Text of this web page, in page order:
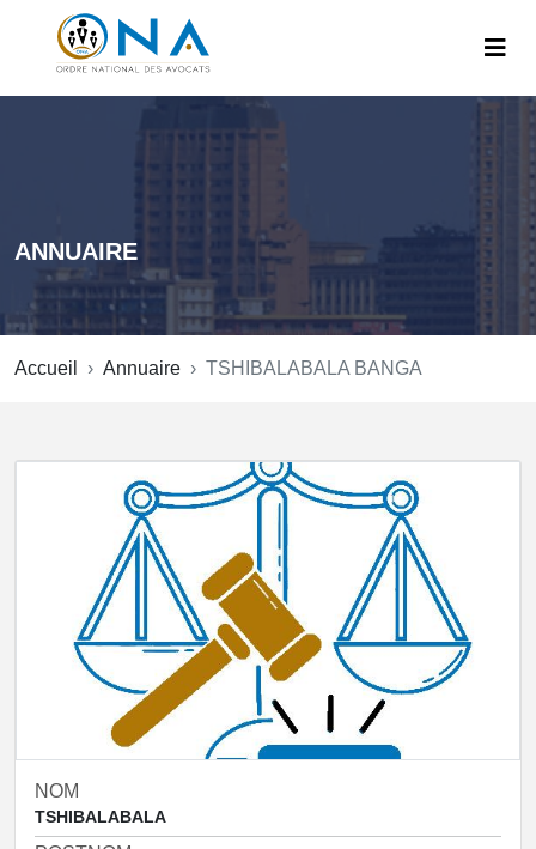
ANNUAIRE
Accueil Annuaire TSHIBALABALA BANGA
NOM
TSHIBALABALA